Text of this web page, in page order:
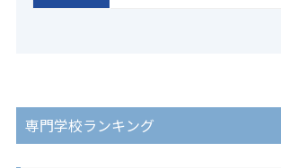
専門学校ランキング